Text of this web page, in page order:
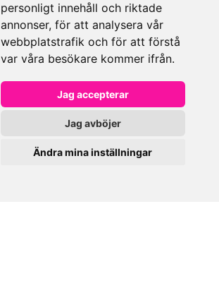
personligt innehåll och riktade
annonser, för att analysera vår
webbplatstrafik och för att förstå
var våra besökare kommer ifrån.
Jag accepterar
Jag avböjer
Ändra mina inställningar